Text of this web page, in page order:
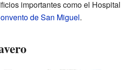
importantes como el Hospital
de San Miguel.